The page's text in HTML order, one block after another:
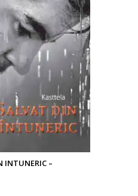
INTUNERIC –